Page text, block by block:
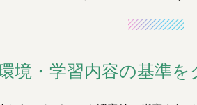
境・学習内容の基準を